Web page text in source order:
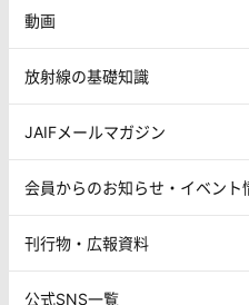
動画
放射線の基礎知識
JAIFメールマガジン
会員からのお知らせ・イベント
刊行物・広報資料
公式SNS一覧